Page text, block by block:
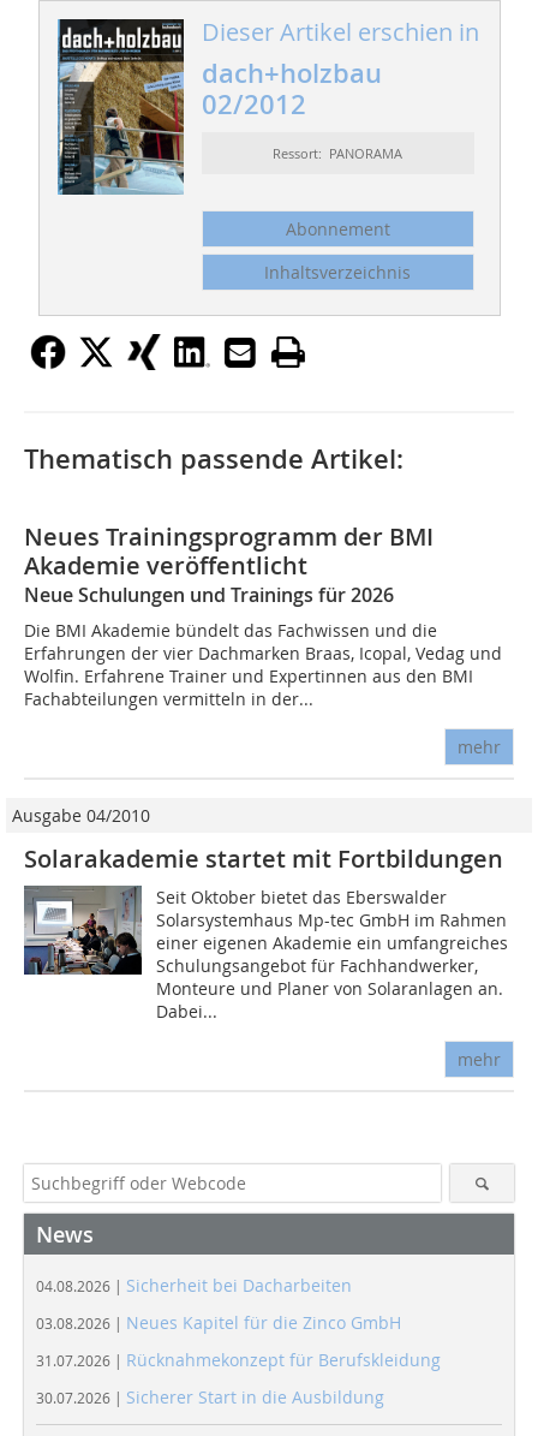
Dieser Artikel erschien in
dach+holzbau
02/2012
Ressort: PANORAMA
Abonnement
Inhaltsverzeichnis
Thematisch passende Artikel:
Neues Trainingsprogramm der BMI
Akademie veröffentlicht
Neue Schulungen und Trainings für 2026
Die BMI Akademie bündelt das Fachwissen und die
Erfahrungen der vier Dachmarken Braas, Icopal, Vedag und
Wolfin. Erfahrene Trainer und Expertinnen aus den BMI
Fachabteilungen vermitteln in der...
mehr
Ausgabe 04/2010
Solarakademie startet mit Fortbildungen
Seit Oktober bietet das Eberswalder
Solarsystemhaus Mp-tec GmbH im Rahmen
einer eigenen Akademie ein umfangreiches
Schulungsangebot für Fachhandwerker,
Monteure und Planer von Solaranlagen an.
Dabei...
mehr
News
04.08.2026 | Sicherheit bei Dacharbeiten
03.08.2026 | Neues Kapitel für die Zinco GmbH
31.07.2026 | Rücknahmekonzept für Berufskleidung
30.07.2026 | Sicherer Start in die Ausbildung